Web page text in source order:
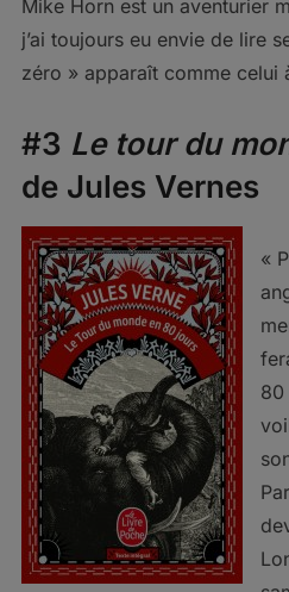
Mike Horn est un aventurier
j’ai toujours eu envie de lire
zéro » apparaît comme celui
#3 Le tour du
de Jules Vernes
«
80